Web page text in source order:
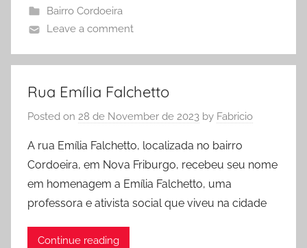
Bairro Cordoeira
Leave a comment
Rua Emília Falchetto
Posted on 28 de November de 2023 by Fabricio
A rua Emília Falchetto, localizada no bairro
Cordoeira, em Nova Friburgo, recebeu seu nome
em homenagem a Emília Falchetto, uma
professora e ativista social que viveu na cidade
Continue reading